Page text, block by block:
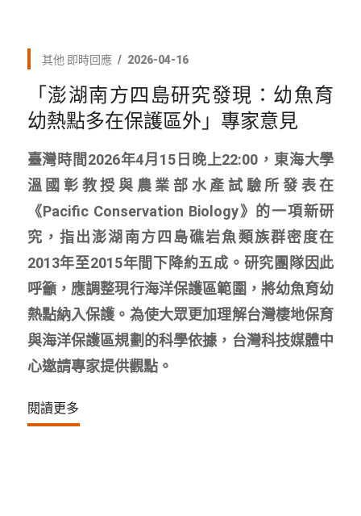
其他 即時回應 2026-04-16
「澎湖南方四島研究發現：幼魚育
幼熱點多在保護區外」專家意見
臺灣時間2026年4月15日晚上22:00，東海大學
溫國彰教授與農業部水產試驗所發表在
《Pacific Conservation Biology》的一項新研
究，指出澎湖南方四島礁岩魚類族群密度在
2013年至2015年間下降約五成。研究團隊因此
呼籲，應調整現行海洋保護區範圍，將幼魚育幼
熱點納入保護。為使大眾更加理解台灣棲地保育
與海洋保護區規劃的科學依據，台灣科技媒體中
心邀請專家提供觀點。
閱讀更多